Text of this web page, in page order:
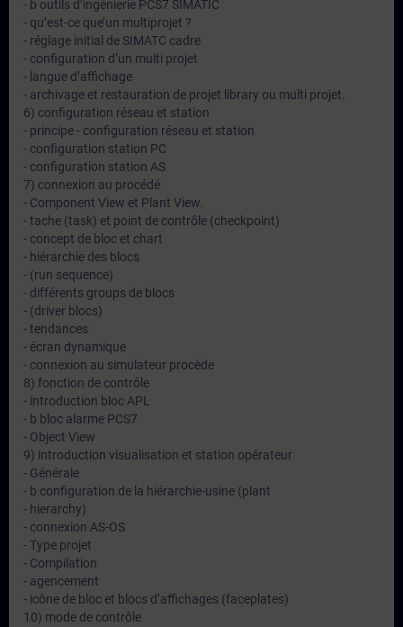
- b outils d’ingénierie PCS7 SIMATIC
- qu’est-ce que’un multiprojet ?
- réglage initial de SIMATC cadre
- configuration d’un multi projet
- langue d’affichage
- archivage et restauration de projet library ou multi projet.
6) configuration réseau et station
- principe - configuration réseau et station
- configuration station PC
- configuration station AS
7) connexion au procédé
- Component View et Plant View.
- tache (task) et point de contrôle (checkpoint)
- concept de bloc et chart
- hiérarchie des blocs
- (run sequence)
- différents groups de blocs
- (driver blocs)
- tendances
- écran dynamique
- connexion au simulateur procède
8) fonction de contrôle
- introduction bloc APL
- b bloc alarme PCS7
- Object View
9) introduction visualisation et station opérateur
- Générale
- b configuration de la hiérarchie-usine (plant
- hierarchy)
- connexion AS-OS
- Type projet
- Compilation
- agencement
- icône de bloc et blocs d’affichages (faceplates)
10) mode de contrôle